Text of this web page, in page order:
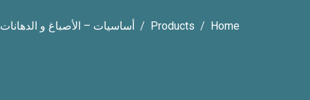
Home
Products أساسيات – الأصباغ و الدهانات